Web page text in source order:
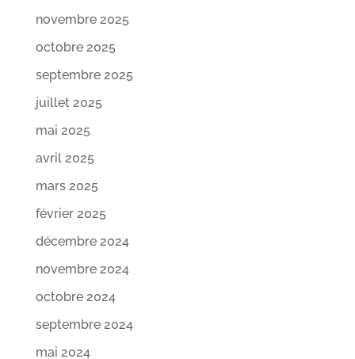
novembre 2025
octobre 2025
septembre 2025
juillet 2025
mai 2025
avril 2025
mars 2025
février 2025
décembre 2024
novembre 2024
octobre 2024
septembre 2024
mai 2024